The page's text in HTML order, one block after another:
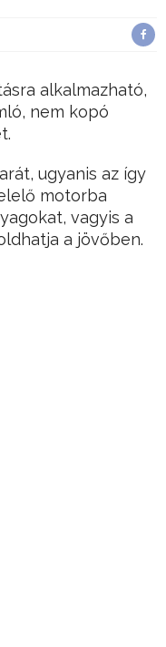
alkalmazható,
nem kopó
ugyanis az így
motorba
vagyis a
a jövőben.